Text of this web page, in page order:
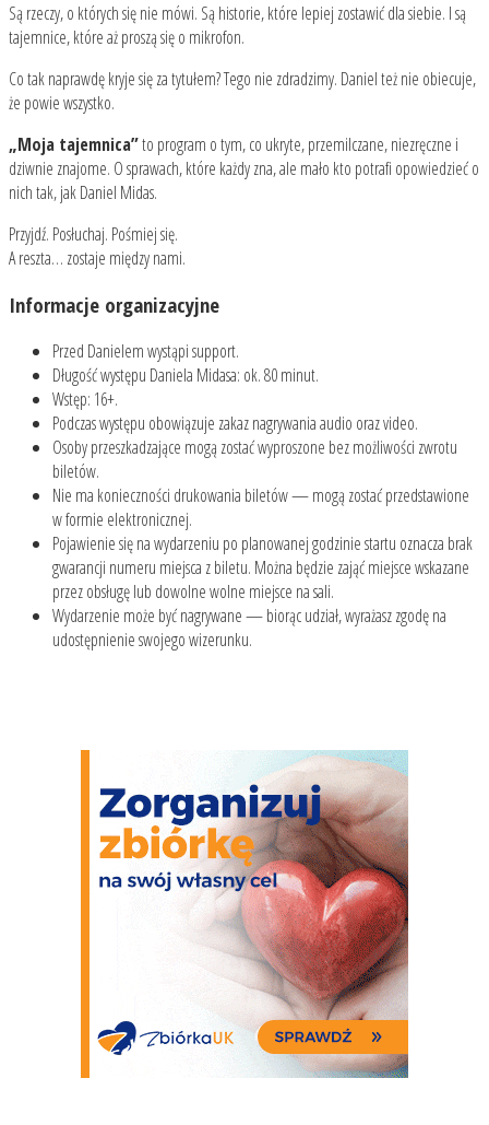
Są rzeczy, o których się nie mówi. Są historie, które lepiej zostawić dla siebie. I są
tajemnice, które aż proszą się o mikrofon.
Co tak naprawdę kryje się za tytułem? Tego nie zdradzimy. Daniel też nie obiecuje,
że powie wszystko.
„Moja tajemnica”to program o tym, co ukryte, przemilczane, niezręczne i
dziwnie znajome. O sprawach, które każdy zna, ale mało kto potrafi opowiedzieć o
nich tak, jak Daniel Midas.
Przyjdź. Posłuchaj. Pośmiej się.
A reszta… zostaje między nami.
Informacje organizacyjne
Przed Danielem wystąpi support.
Długość występu Daniela Midasa: ok. 80 minut.
Wstęp: 16+.
Podczas występu obowiązuje zakaz nagrywania audio oraz video.
Osoby przeszkadzające mogą zostać wyproszone bez możliwości zwrotu
biletów.
Nie ma konieczności drukowania biletów — mogą zostać przedstawione
w formie elektronicznej.
Pojawienie się na wydarzeniu po planowanej godzinie startu oznacza brak
gwarancji numeru miejsca z biletu. Można będzie zająć miejsce wskazane
przez obsługę lub dowolne wolne miejsce na sali.
Wydarzenie może być nagrywane — biorąc udział, wyrażasz zgodę na
udostępnienie swojego wizerunku.